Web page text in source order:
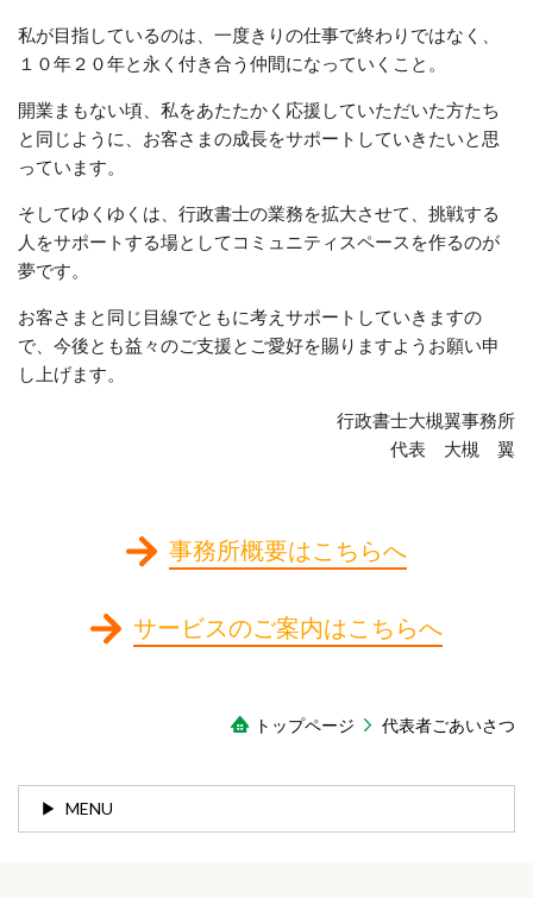
私が目指しているのは、一度きりの仕事で終わりではなく、
１０年２０年と永く付き合う仲間になっていくこと。
開業まもない頃、私をあたたかく応援していただいた方たち
と同じように、お客さまの成長をサポートしていきたいと思
っています。
そしてゆくゆくは、行政書士の業務を拡大させて、挑戦する
人をサポートする場としてコミュニティスペースを作るのが
夢です。
お客さまと同じ目線でともに考えサポートしていきますの
で、今後とも益々のご支援とご愛好を賜りますようお願い申
し上げます。
行政書士大槻翼事務所
代表 大槻 翼
事務所概要はこちらへ
サービスのご案内はこちらへ
トップページ 代表者ごあいさつ
MENU